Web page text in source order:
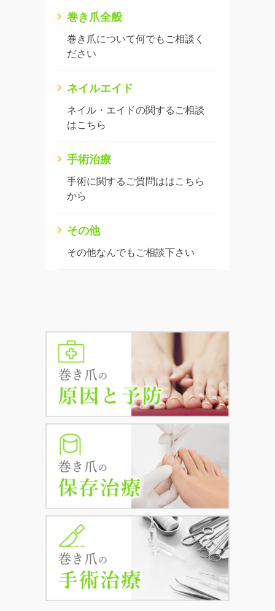
巻き爪全般
巻き爪について何でもご相談く
ださい
ネイルエイド
ネイル・エイドの関するご相談
はこちら
手術治療
手術に関するご質問ははこちら
から
その他
その他なんでもご相談下さい